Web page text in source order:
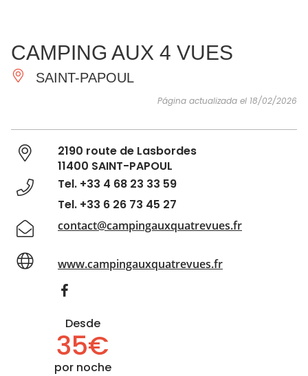
IMPRESCINDIBLES
HACER
INSPIRACIONES
CAMPING AUX 4 VUES
SAINT-PAPOUL
Página actualizada el 18/02/2026
2190 route de Lasbordes
11400 SAINT-PAPOUL
Tel. +33 4 68 23 33 59
Tel. +33 6 26 73 45 27
contact@campingauxquatrevues.fr
www.campingauxquatrevues.fr
Desde
35€
por noche